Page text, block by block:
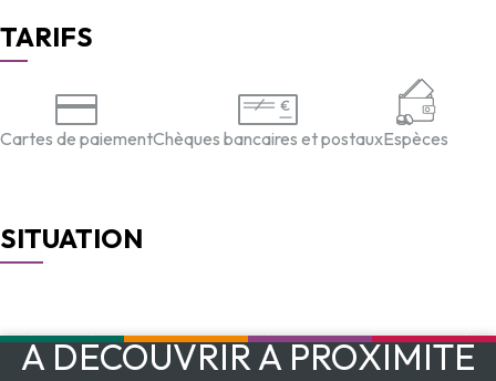
TARIFS
Cartes de paiementChèques bancaires et postauxEspèces
SITUATION
Marché de Vouillé
À DÉCOUVRIR À PROXIMITÉ